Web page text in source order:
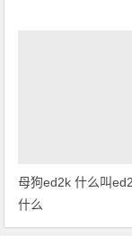
母狗ed2k 什么叫
什么